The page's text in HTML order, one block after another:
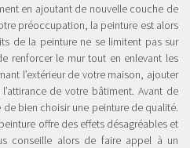
en ajoutant de nouvelle couche de
préoccupation, la peinture est alors
de la peinture ne se limitent pas sur
renforcer le mur tout en enlevant les
l’extérieur de votre maison, ajouter
de votre bâtiment. Avant de
bien choisir une peinture de qualité.
offre des effets désagréables et
conseille alors de faire appel à un